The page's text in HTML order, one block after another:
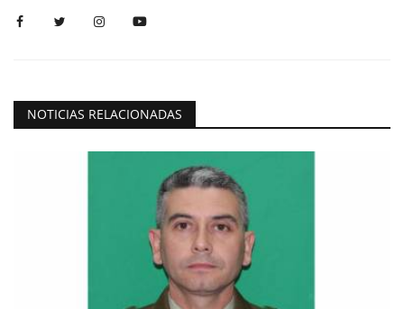
NOTICIAS RELACIONADAS